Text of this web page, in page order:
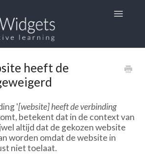
Toggle
Veelgestelde vragen
Gebruikshandleidingen
3. Lesmateriaal
Andere talen 🏴󠁧󠁢󠁥󠁮󠁧󠁿🇫🇷🇩🇪
heeft de
'[website] heeft de verbinding
betekent dat in de context van
altijd dat de gekozen website
worden omdat de website in
niet toelaat.